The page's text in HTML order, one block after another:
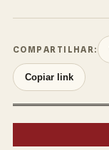
COMPARTILHAR:
Copiar link